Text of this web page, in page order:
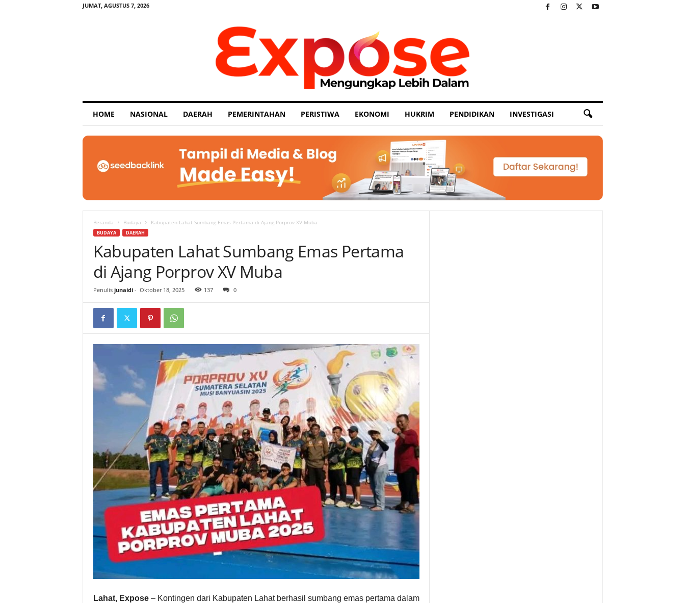
JUMAT, AGUSTUS 7, 2026
p
o
HOME NASIONAL DAERAH PEMERINTAHAN PERISTIWA EKONOMI HUKRIM PENDIDIKAN INVESTIGASI
Beranda Budaya Kabupaten Lahat Sumbang Emas Pertama di Ajang Porprov XV Muba
BUDAYA DAERAH
Kabupaten Lahat Sumbang Emas Pertama
di Ajang Porprov XV Muba
Penulis junaidi- Oktober 18, 2025 137 0
Lahat, Expose– Kontingen dari Kabupaten Lahat berhasil sumbang emas pertama dalam